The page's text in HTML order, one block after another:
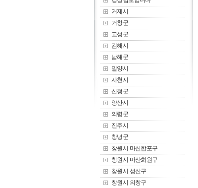
거제시
거창군
고성군
김해시
남해군
밀양시
사천시
산청군
양산시
의령군
진주시
창녕군
창원시 마산합포구
창원시 마산회원구
창원시 성산구
창원시 의창구